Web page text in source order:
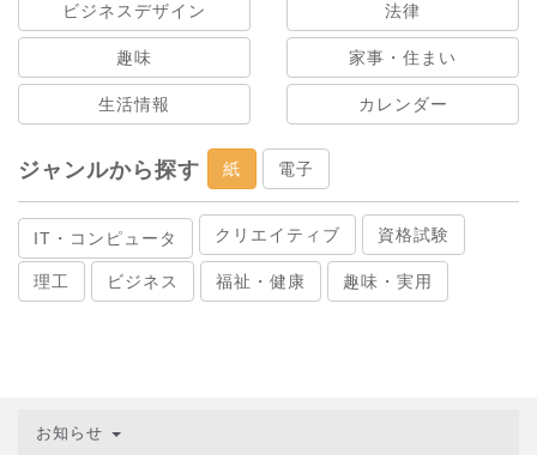
ビジネスデザイン 法律
趣味 家事・住まい
生活情報 カレンダー
ジャンルから探す 紙 電子
IT・コンピュータ クリエイティブ 資格試験
理工 ビジネス 福祉・健康 趣味・実用
お知らせ